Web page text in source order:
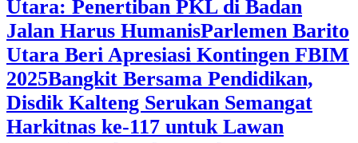
Utara: Penertiban PKL di Badan
Jalan Harus HumanisParlemen Barito
Utara Beri Apresiasi Kontingen FBIM
2025‎Bangkit Bersama Pendidikan,
Disdik Kalteng Serukan Semangat
Harkitnas ke-117 untuk Lawan